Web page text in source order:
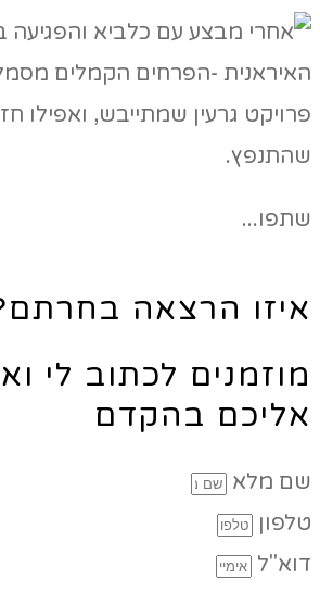
שתפו...
איזו הרצאה
מוזמנים לכתוב לי
אליכם בהקדם
שם מלא
טלפון
דוא"ל